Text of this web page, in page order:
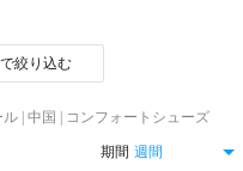
絞り込む
| 中国 | コンフォートシューズ
期間